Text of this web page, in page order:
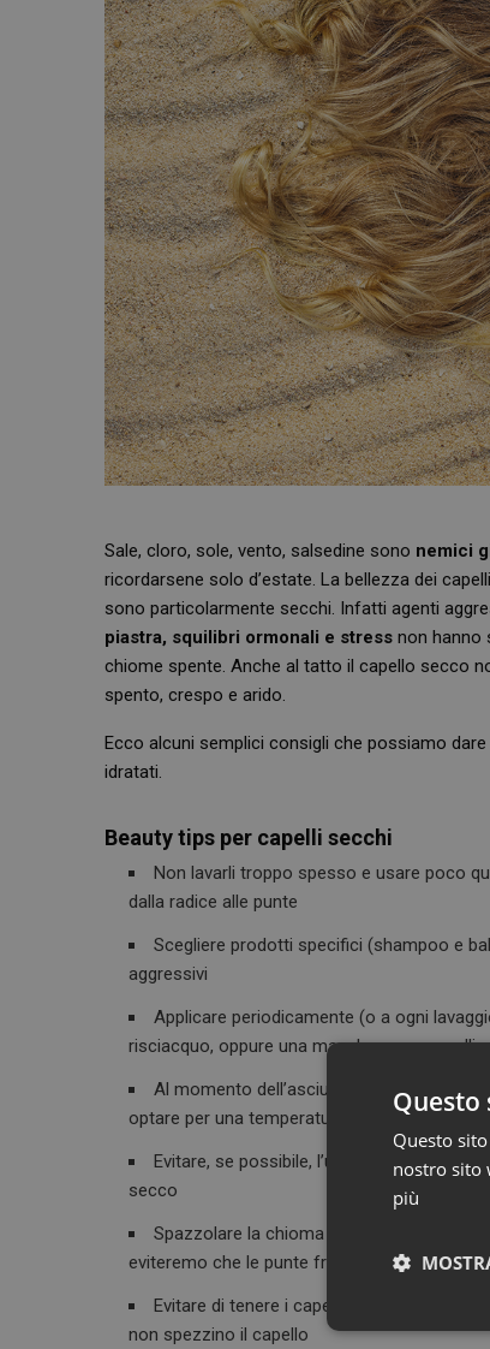
Sale, cloro, sole, vento, salsedine sono nemici
ricordarsene solo d’estate. La bellezza dei
sono particolarmente secchi. Infatti agenti
piastra, squilibri ormonali e stress non hanno
chiome spente. Anche al tatto il capello secco
spento, crespo e arido.
Ecco alcuni semplici consigli che possiamo
idratati.
Beauty tips per capelli secchi
Non lavarli troppo spesso e usare poco
dalla radice alle punte
Scegliere prodotti specifici (shampoo e
aggressivi
Applicare periodicamente (o a ogni
risciacquo, oppure una maschera per capelli
Al momento dell’asciugatura, non
optare per una temperatura media.
Evitare, se possibile, l’uso di piastre o
secco
Spazzolare la chioma con delicatezza
eviteremo che le punte fragili si spezzino
Evitare di tenere i capelli legati troppo
non spezzino il capello
Questo
Questo
nostro sito
più